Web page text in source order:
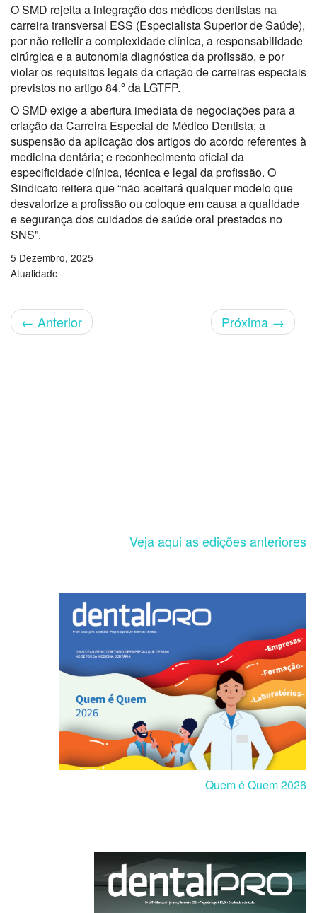
O SMD rejeita a integração dos médicos dentistas na
carreira transversal ESS (Especialista Superior de Saúde),
por não refletir a complexidade clínica, a responsabilidade
cirúrgica e a autonomia diagnóstica da profissão, e por
violar os requisitos legais da criação de carreiras especiais
previstos no artigo 84.º da LGTFP.
O SMD exige a abertura imediata de negociações para a
criação da Carreira Especial de Médico Dentista; a
suspensão da aplicação dos artigos do acordo referentes à
medicina dentária; e reconhecimento oficial da
especificidade clínica, técnica e legal da profissão. O
Sindicato reitera que “não aceitará qualquer modelo que
desvalorize a profissão ou coloque em causa a qualidade
e segurança dos cuidados de saúde oral prestados no
SNS”.
5 Dezembro, 2025
Atualidade
← Anterior Próxima →
Veja aqui as edições anteriores
Quem é Quem 2026